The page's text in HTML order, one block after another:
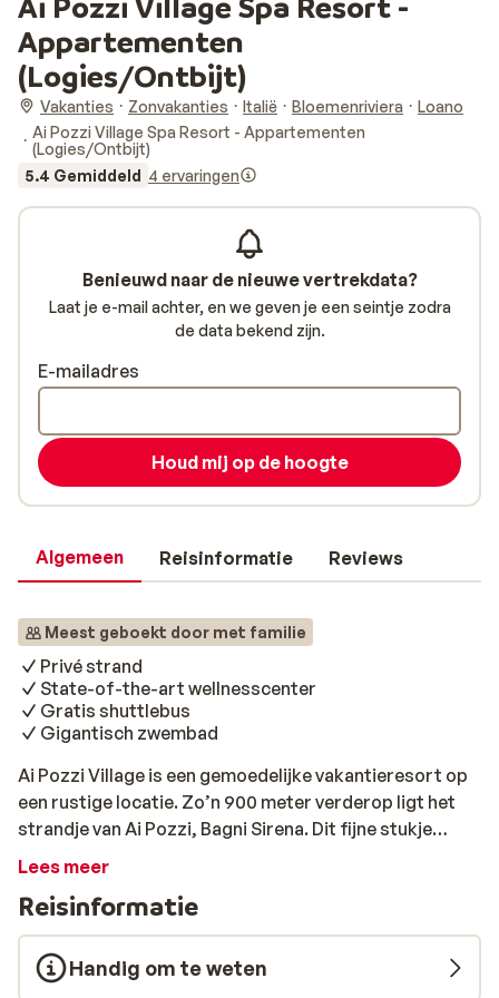
Appartementen
(Logies/Ontbijt)
Vakanties Zonvakanties Italië Bloemenriviera
Loano
Ai Pozzi Village Spa Resort - Appartementen
(Logies/Ontbijt)
5.4 Gemiddeld 4 ervaringen
Algemeen Reisinformatie Reviews
Meest geboekt door met familie
Privé strand
State-of-the-art wellnesscenter
Gratis shuttlebus
Gigantisch zwembad
Ai Pozzi Village is een gemoedelijke vakantieresort op
een rustige locatie. Zo’n 900 meter verderop ligt het
strandje van Ai Pozzi, Bagni Sirena. Dit fijne stukje
zandstrand is exclusief voor gasten van het resort. Het
met ongeveer dezelfde afstand als het strand is het
gemakkelijk te voet of met de gratis shuttlebus te
bereiken. Op het resort vind je zowel hotelkamers als
de appartementen. Beide zijn erg comfortabel en
Lees meer
Reisinformatie
Handig om te weten
Benieuwd naar de nieuwe vertrekdata?
Laat je e-mail achter, en we geven je een seintje zodra
de data bekend zijn.
E-mailadres
Houd mij op de hoogte